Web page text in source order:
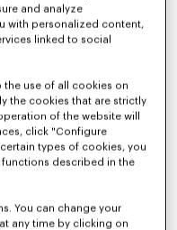
and analyze
with personalized content,
linked to social
the use of all cookies on
the cookies that are strictly
of the website will
click "Configure
types of cookies, you
described in the
You can change your
any time by clicking on